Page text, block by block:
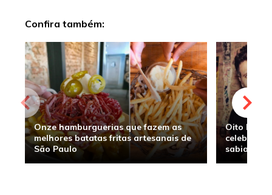
Confira também:
Onze hamburguerias que fazem as
melhores batatas fritas artesanais de
São Paulo
Oito
sabia